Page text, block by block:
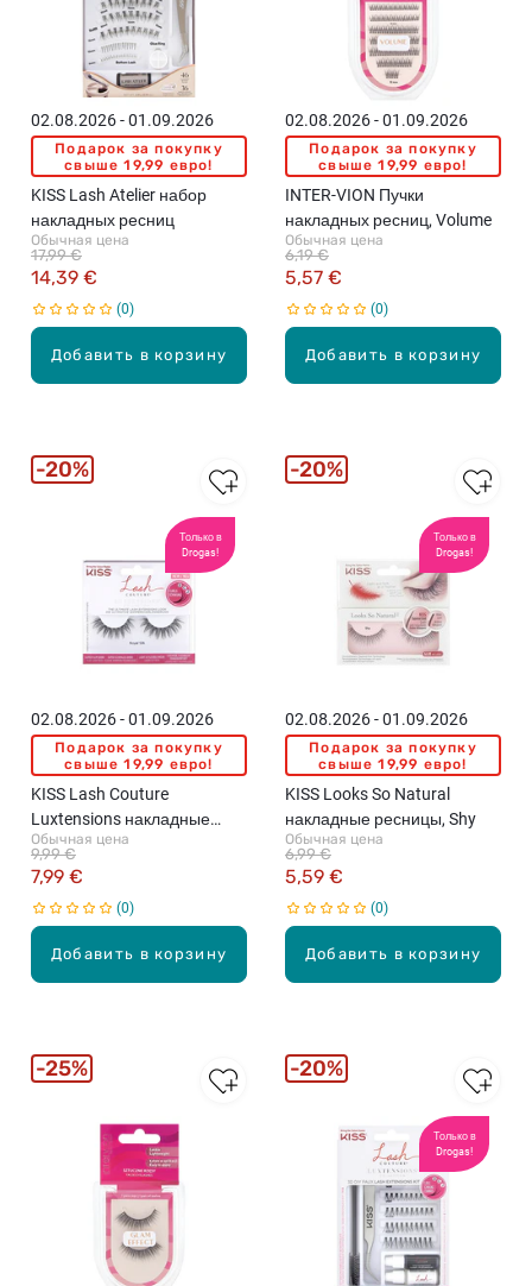
Добавить в корзину
02.08.2026 - 01.09.2026
Подарок за покупку
свыше 19,99 евро!
KISS Lash Atelier набор
накладных ресниц
Обычная цена
14,39 €
17,99 €
0
Добавить в корзину
02.08.2026 - 01.09.2026
Подарок за покупку
свыше 19,99 евро!
INTER-VION Пучки
накладных ресниц, Volume
Обычная цена
5,57 €
6,19 €
0
Только в
Drogas!
Добавить в корзину
02.08.2026 - 01.09.2026
Подарок за покупку
свыше 19,99 евро!
KISS Lash Couture
Luxtensions накладные
ресницы, Royal Silk
Обычная цена
7,99 €
9,99 €
0
20%
Только в
Drogas!
Добавить в корзину
02.08.2026 - 01.09.2026
Подарок за покупку
свыше 19,99 евро!
KISS Looks So Natural
накладные ресницы, Shy
Обычная цена
5,59 €
6,99 €
0
20%
25%
Только в
Drogas!
20%